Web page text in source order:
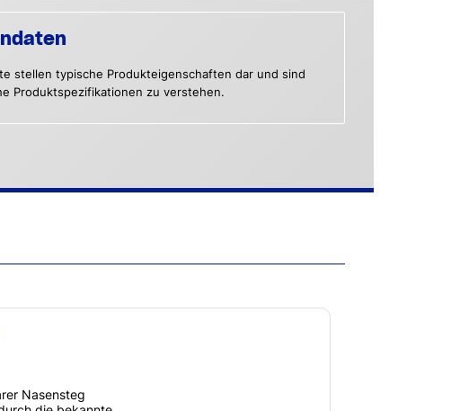
stellen typische Produkteigenschaften dar und sind
Produktspezifikationen zu verstehen.
Nasensteg